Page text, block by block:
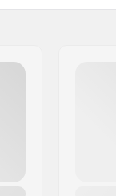
878g